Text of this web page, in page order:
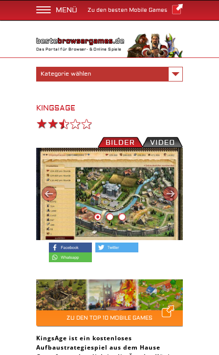
MENÜ Zu den besten Mobile Games
Das Portal für Browser- & Online Spiele
Kategorie wählen
KINGSAGE
ZU DEN TOP 10 MOBILE GAMES
KingsAge ist ein kostenloses
Aufbaustrategiespiel aus dem Hause